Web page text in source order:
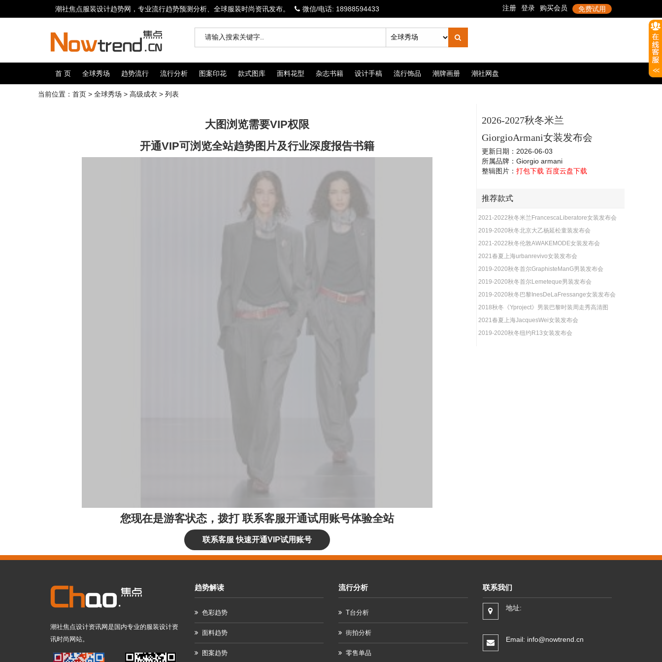
潮社焦点服装设计趋势网，专业流行趋势预测分析、全球服装时尚资讯发布。 微信/电话: 18988594433
首 页 全球秀场 趋势流行 流行分析 图案印花 款式图库 面料花型 杂志书籍 设计手稿 流行饰品 潮牌画册 潮社网盘
当前位置： 首页 > 全球秀场 > 高级成衣 > 列表
大图浏览需要VIP权限
开通VIP可浏览全站趋势图片及行业深度报告书籍
您现在是游客状态，拨打 联系客服开通试用账号体验全站
联系客服 快速开通VIP试用账号
2026-2027秋冬米兰
GiorgioArmani女装发布会
更新日期：2026-06-03
所属品牌：Giorgio armani
整辑图片： 打包下载 百度云盘下载
推荐款式
2021-2022秋冬米兰FrancescaLiberatore女装发布会
2019-2020秋冬北京大乙杨延松童装发布会
2021-2022秋冬伦敦AWAKEMODE女装发布会
2021春夏上海urbanrevivo女装发布会
2019-2020秋冬首尔GraphisteManG男装发布会
2019-2020秋冬首尔Lemeteque男装发布会
2019-2020秋冬巴黎InesDeLaFressange女装发布会
2018秋冬《Yproject》男装巴黎时装周走秀高清图
2021春夏上海JacquesWei女装发布会
2019-2020秋冬纽约R13女装发布会
潮社焦点设计资讯网是国内专业的服装设计资
讯时尚网站。
趋势解读
色彩趋势
面料趋势
图案趋势
流行分析
T台分析
街拍分析
零售单品
联系我们
地址:
Email: info@nowtrend.cn